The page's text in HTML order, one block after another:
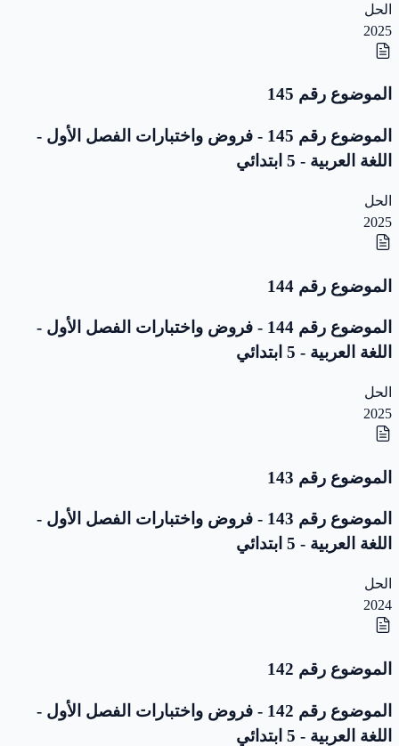
الحل
2025
الموضوع رقم 145
الموضوع رقم 145 - فروض واختبارات الفصل الأول -
اللغة العربية - 5 ابتدائي
الحل
2025
الموضوع رقم 144
الموضوع رقم 144 - فروض واختبارات الفصل الأول -
اللغة العربية - 5 ابتدائي
الحل
2025
الموضوع رقم 143
الموضوع رقم 143 - فروض واختبارات الفصل الأول -
اللغة العربية - 5 ابتدائي
الحل
2024
الموضوع رقم 142
الموضوع رقم 142 - فروض واختبارات الفصل الأول -
اللغة العربية - 5 ابتدائي